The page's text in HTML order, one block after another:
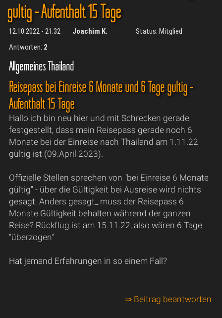
gültig - Aufenthalt 15 Tage
12.10.2022 - 21:32 Joachim K.
Status: Mitglied
Antworten: 2
Allgemeines Thailand
Reisepass bei Einreise 6 Monate und 6 Tage gültig -
Aufenthalt 15 Tage
Hallo ich bin neu hier und mit Schrecken gerade
festgestellt, dass mein Reisepass gerade noch 6
Monate bei der Einreise nach Thailand am 1.11.22
gültig ist (09.April 2023).
Offizielle Stellen sprechen von "bei Einreise 6 Monate
gültig" - über die Gültigkeit bei Ausreise wird nichts
gesagt. Anders gesagt_ muss der Reisepass 6
Monate Gültigkeit behalten während der ganzen
Reise? Rückflug ist am 15.11.22, also wären 6 Tage
"überzogen"
Hat jemand Erfahrungen in so einem Fall?
⇒ Beitrag beantworten